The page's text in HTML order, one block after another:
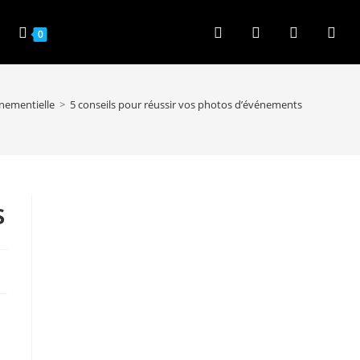
0
> 5 conseils pour réussir vos photos d’événements